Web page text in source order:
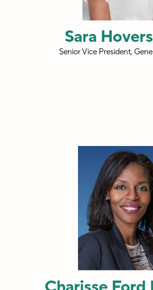
Sara
Senior Vice President,